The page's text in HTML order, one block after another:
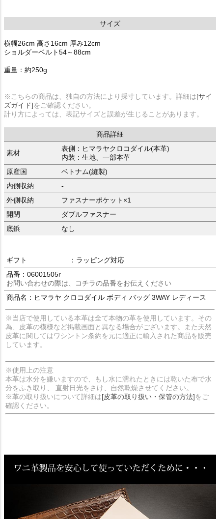
サイズ
横幅26cm 高さ16cm 厚み12cm
ショルダーベルト54～88cm
重量：約250g
※こちらの商品は、独自の方法により採寸しています。詳細は[サイ
ズガイド]をご確認ください。
計り方によっては、表記サイズと誤差が生じることがあります。
商品詳細
素材
表側：ヒマラヤクロコダイル(本革)
内装：生地、一部本革
原産国
ベトナム(縫製)
内側収納
-
外側収納
ファスナーポケット×1
開閉
ダブルファスナー
底鋲
なし
ギフト
：ラッピング対応
品番：06001505r
お問い合わせの際は、コチラの品番をお伝えください
商品名：ヒマラヤ クロコダイル ボディ バッグ 3WAY レディース
※当店で使用している本革は全て本物の革を使用しています。その
為、皮革の模様など掲載画面と異なる場合がございます。また天然
皮革に関してはワシントン条約を元に適正に輸入された商品を販売
しています。
※使用上の注意
本革は水分を嫌いますので、もし水に濡れたときには乾いた布で水
分をふき取り、 直射日光をさけ、自然乾燥させてください。
※革の取り扱いについて詳細は[皮革の取り扱い・保管の方法]をご
確認ください。